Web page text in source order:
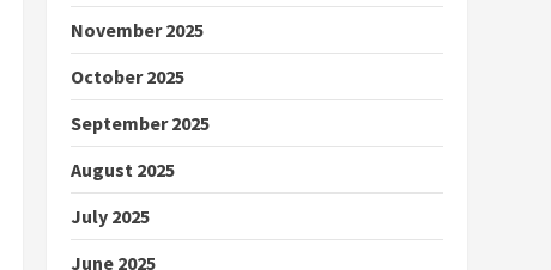
November 2025
October 2025
September 2025
August 2025
July 2025
June 2025